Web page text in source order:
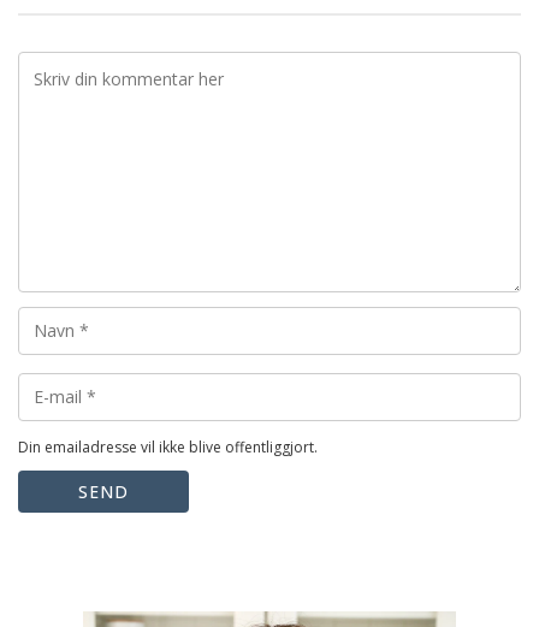
Din emailadresse vil ikke blive offentliggjort.
SEND